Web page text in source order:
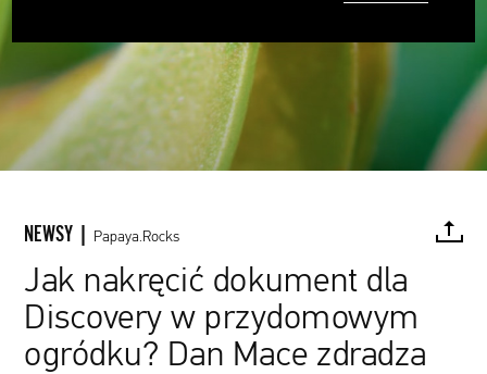
NEWSY | Papaya.Rocks
Jak nakręcić dokument dla
Discovery w przydomowym
ogródku? Dan Mace zdradza
FACEBOOK TWITTER PINTEREST MAIL